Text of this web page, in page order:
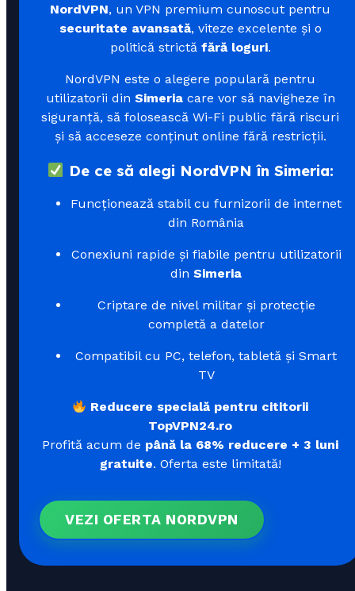
NordVPN, un VPN premium cunoscut pentru
securitate avansată, viteze excelente și o
politică strictă fără loguri.
NordVPN este o alegere populară pentru
utilizatorii din Simeriacare vor să navigheze în
siguranță, să folosească Wi-Fi public fără riscuri
și să acceseze conținut online fără restricții.
De ce să alegi NordVPN în Simeria:
Funcționează stabil cu furnizorii de internet
din România
Conexiuni rapide și fiabile pentru utilizatorii
din Simeria
Criptare de nivel militar și protecție
completă a datelor
Compatibil cu PC, telefon, tabletă și Smart
TV
Reducere specială pentru cititorii
TopVPN24.ro
Profită acum de până la 68% reducere + 3 luni
gratuite. Oferta este limitată!
VEZI OFERTA NORDVPN